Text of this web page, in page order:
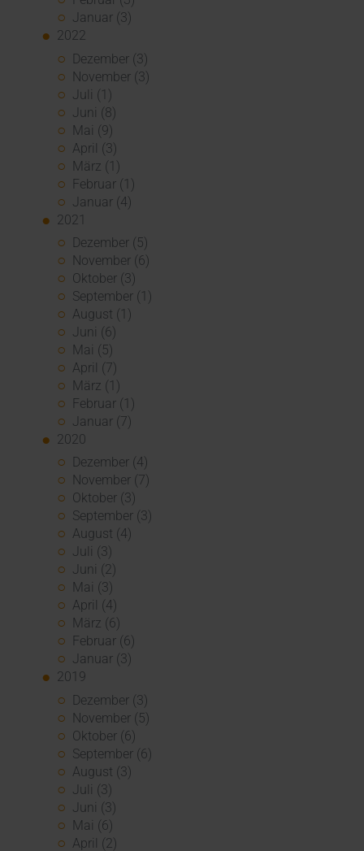
Januar (3)
2022
Dezember (3)
November (3)
Juli (1)
Juni (8)
Mai (9)
April (3)
März (1)
Februar (1)
Januar (4)
2021
Dezember (5)
November (6)
Oktober (3)
September (1)
August (1)
Juni (6)
Mai (5)
April (7)
März (1)
Februar (1)
Januar (7)
2020
Dezember (4)
November (7)
Oktober (3)
September (3)
August (4)
Juli (3)
Juni (2)
Mai (3)
April (4)
März (6)
Februar (6)
Januar (3)
2019
Dezember (3)
November (5)
Oktober (6)
September (6)
August (3)
Juli (3)
Juni (3)
Mai (6)
April (2)